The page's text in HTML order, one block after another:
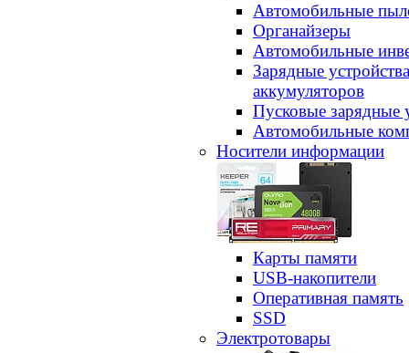
Автомобильные
Органайзеры
Автомобильные
Зарядные
аккумуляторов
Пусковые зарядные
Автомобильные
Носители информации
Карты памяти
USB-накопители
Оперативная память
SSD
Электротовары